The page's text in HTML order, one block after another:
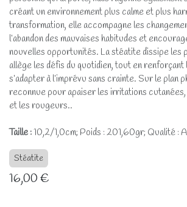
créant un environnement plus calme et plus
transformation, elle accompagne les
l’abandon des mauvaises habitudes et
nouvelles opportunités. La stéatite dissipe les
allège les défis du quotidien, tout en renforçant
s’adapter à l’imprévu sans crainte. Sur le plan
reconnue pour apaiser les irritations cutanées,
et les rougeurs..
Taille :10,2/1,0cm; Poids : 201,60gr; Qualité : A
Stéatite
16,00€